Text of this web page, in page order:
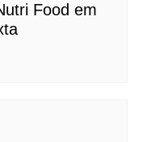
Food em